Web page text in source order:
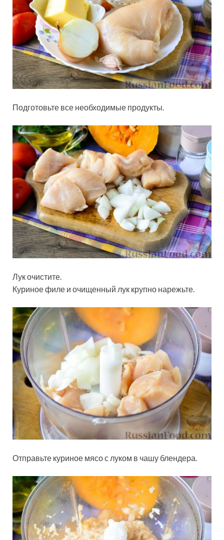
Подготовьте все необходимые продукты.
Лук очистите.
Куриное филе и очищенный лук крупно нарежьте.
Отправьте куриное мясо с луком в чашу блендера.